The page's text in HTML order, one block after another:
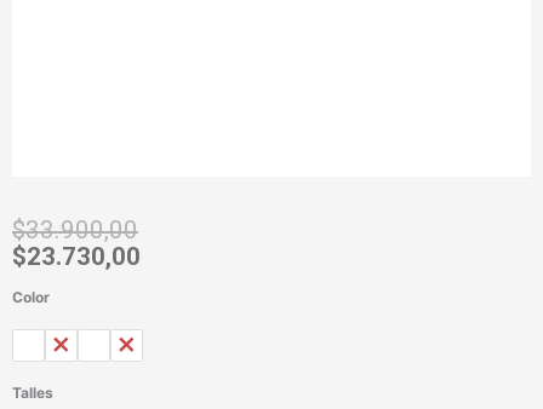
$33.900,00
$23.730,00
Color
Talles
Térmico
Gemma
cantidad